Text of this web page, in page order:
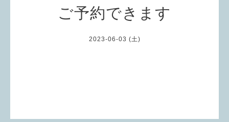
ご予約できます
2023-06-03 (土)